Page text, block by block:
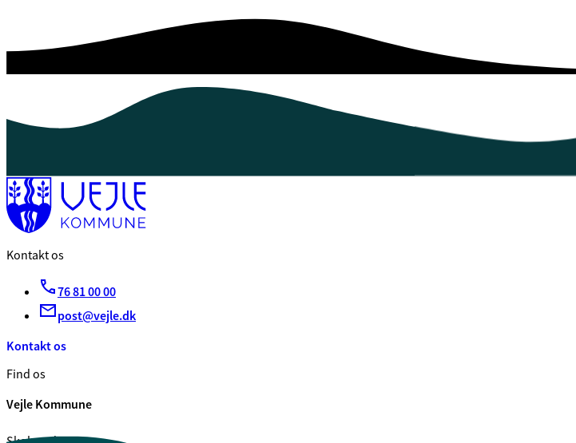
Kontakt os
76 81 00 00
post@vejle.dk
Kontakt os
Find os
Vejle Kommune